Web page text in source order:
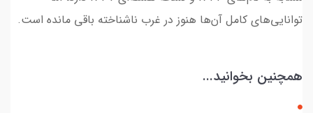
توانایی‌های کامل آن‌ها هنوز در غرب ناشناخته باقی مانده است.
همچنین بخوانید...